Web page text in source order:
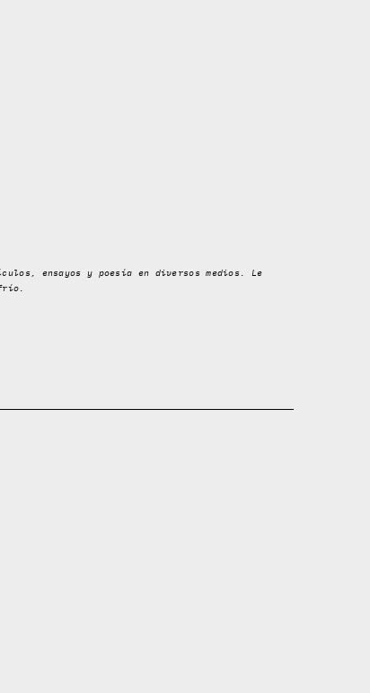
ensayos y poesía en diversos medios. Le